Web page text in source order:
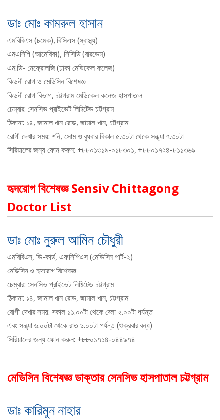
ডাঃ মোঃ কামরুল হাসান
এমবিবিএস (চমেক), বিসিএস (স্বাস্থ্য)
এমএসিপি (আমেরিকা), সিসিডি (বারডেম)
এম.ডি- নেফ্রোলজি (ঢাকা মেডিকেল কলেজ)
কিডনী রোগ ও মেডিসিন বিশেষজ্ঞ
কিডনী রোগ বিভাগ, চট্টগ্রাম মেডিকেল কলেজ হাসপাতাল
চেম্বার: সেনসিভ প্রাইভেট লিমিটেড চট্টগ্রাম
ঠিকানা: ১৪, জামাল খান রোড, জামাল খান, চট্টগ্রাম
রোগী দেখার সময়: শনি, সোম ও বুধবার বিকাল ৫.৩০টা থেকে সন্ধ্যা ৭.৩০টা
সিরিয়ালের জন্য ফোন করুন: +৮৮০১৩১৯-০১৮৩০১, +৮৮০১৭২৪-৮১১৩৬৯
হৃদরোগ বিশেষজ্ঞ Sensiv Chittagong
Doctor List
ডাঃ মোঃ নুরুল আমিন চৌধুরী
এমবিবিএস, ডি-কার্ড, এফসিপিএস (মেডিসিন পার্ট-২)
মেডিসিন ও হৃদরোগ বিশেষজ্ঞ
চেম্বার: সেনসিভ প্রাইভেট লিমিটেড চট্টগ্রাম
ঠিকানা: ১৪, জামাল খান রোড, জামাল খান, চট্টগ্রাম
রোগী দেখার সময়: সকাল ১১.০০টা থেকে বেলা ২.০০টা পর্যন্ত
এবং সন্ধ্যা ৬.০০টা থেকে রাত ৯.০০টা পর্যন্ত (শুক্রবার বন্ধ)
সিরিয়ালের জন্য ফোন করুন: +৮৮০১৭১৪-০৪৪৯৭৪
মেডিসিন বিশেষজ্ঞ ডাক্তার সেনসিভ হাসপাতাল চট্টগ্রাম
ডাঃ কারিমুন নাহার